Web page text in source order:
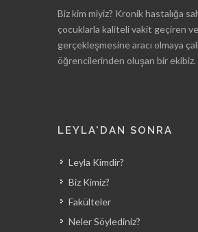
Biz kim miyiz? Kronik hastalığa
çocuklarla kaliteli vakit geçiren
gerçekleşmesine aracı olmaya
öğrencilerinden oluşan bir ekibiz.
LEYLA'DAN SONRA
Leyla Kimdir?
Biz Kimiz?
Fakülteler
Neler Söylediniz?